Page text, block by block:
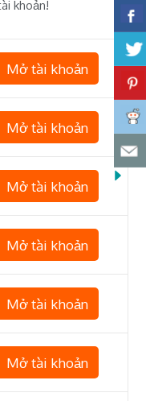
khoản!
Mở tài khoản
Mở tài khoản
Mở tài khoản
Mở tài khoản
Mở tài khoản
Mở tài khoản